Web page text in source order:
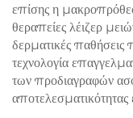
επίσης η
θεραπείες λέιζερ
δερματικές παθήσεις
τεχνολογία
των προδιαγραφών